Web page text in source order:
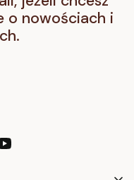
o nowościach i